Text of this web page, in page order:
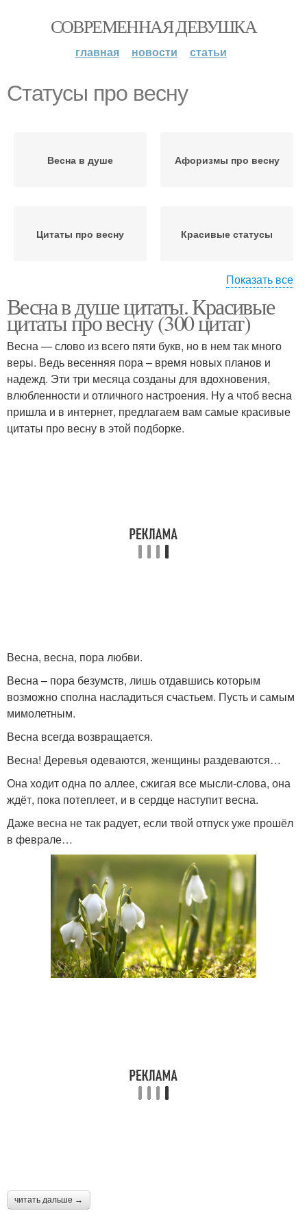
СОВРЕМЕННАЯ ДЕВУШКА
главная новости статьи
Статусы про весну
Весна в душе Афоризмы про весну
Цитаты про весну Красивые статусы
Весна с утра
Показать все
Весна в душе цитаты. Красивые
цитаты про весну (300 цитат)
Весна — слово из всего пяти букв, но в нем так много
веры. Ведь весенняя пора – время новых планов и
надежд. Эти три месяца созданы для вдохновения,
влюбленности и отличного настроения. Ну а чтоб весна
пришла и в интернет, предлагаем вам самые красивые
цитаты про весну в этой подборке.
Весна, весна, пора любви.
Весна – пора безумств, лишь отдавшись которым
возможно сполна насладиться счастьем. Пусть и самым
мимолетным.
Весна всегда возвращается.
Весна! Деревья одеваются, женщины раздеваются…
Она ходит одна по аллее, сжигая все мысли-слова, она
ждёт, пока потеплеет, и в сердце наступит весна.
Даже весна не так радует, если твой отпуск уже прошёл
в феврале…
читать дальше →